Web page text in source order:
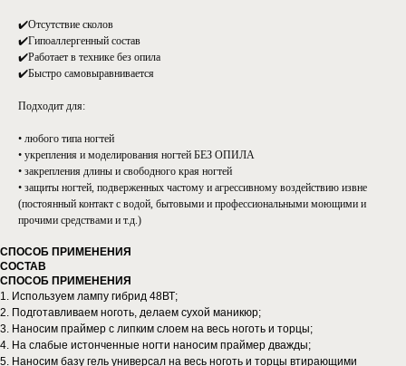
✔️Отсутствие сколов
✔️Гипоаллергенный состав
✔️Работает в технике без опила
✔️Быстро самовыравнивается
Подходит для:
• любого типа ногтей
• укрепления и моделирования ногтей БЕЗ ОПИЛА
• закрепления длины и свободного края ногтей
• защиты ногтей, подверженных частому и агрессивному воздействию извне
(постоянный контакт с водой, бытовыми и профессиональными моющими и
прочими средствами и т.д.)
СПОСОБ ПРИМЕНЕНИЯ
СОСТАВ
СПОСОБ ПРИМЕНЕНИЯ
1. Используем лампу гибрид 48ВТ;
2. Подготавливаем ноготь, делаем сухой маникюр;
3. Наносим праймер с липким слоем на весь ноготь и торцы;
4. На слабые истонченные ногти наносим праймер дважды;
5. Наносим базу гель универсал на весь ноготь и торцы втирающими